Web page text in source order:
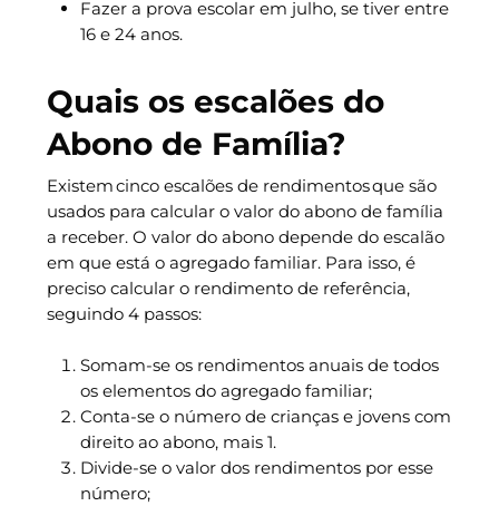
Fazer a prova escolar em julho, se tiver entre
16 e 24 anos.
Quais os escalões do
Abono de Família?
Existem cinco escalões de rendimentos que são
usados para calcular o valor do abono de família
a receber. O valor do abono depende do escalão
em que está o agregado familiar. Para isso, é
preciso calcular o rendimento de referência,
seguindo 4 passos:
Somam-se os rendimentos anuais de todos
os elementos do agregado familiar;
Conta-se o número de crianças e jovens com
direito ao abono, mais 1.
Divide-se o valor dos rendimentos por esse
número;